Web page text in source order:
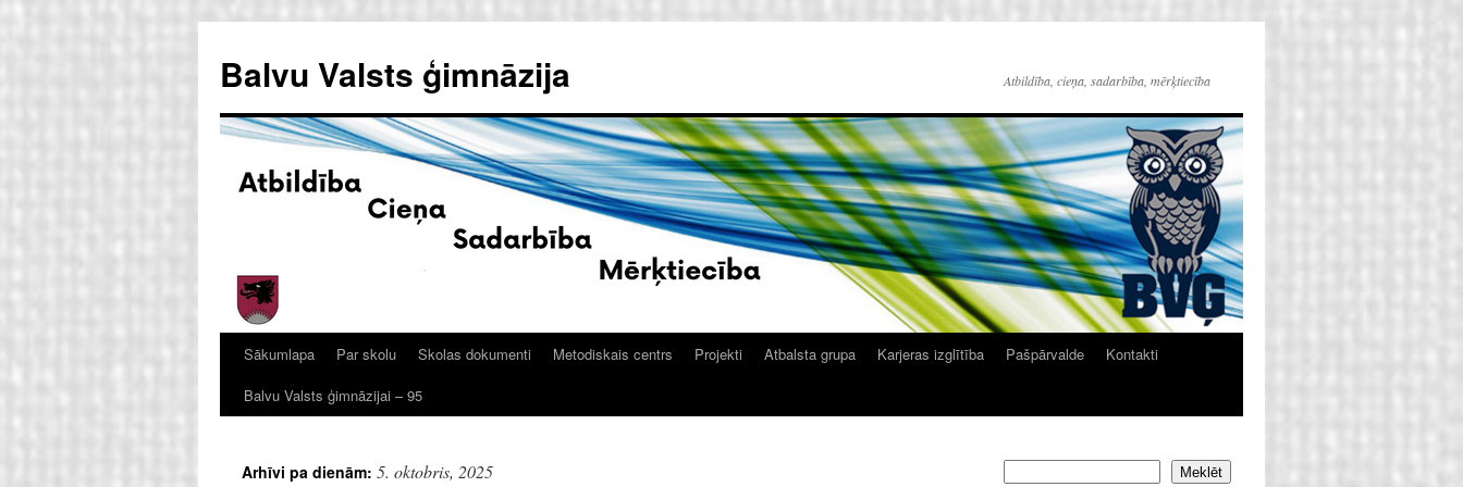
saturu
Balvu Valsts ģimnāzija Atbildība, cieņa, sadarbība, mērķtiecība
Sākumlapa Par skolu Skolas dokumenti Metodiskais centrs Projekti Atbalsta grupa Karjeras izglītība Pašpārvalde
Kontakti
Balvu Valsts ģimnāzijai – 95
Arhīvi pa dienām: 5. oktobris, 2025 Meklēt